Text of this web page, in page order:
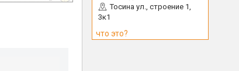
Тосина ул., строение 1,
3к1
что это?